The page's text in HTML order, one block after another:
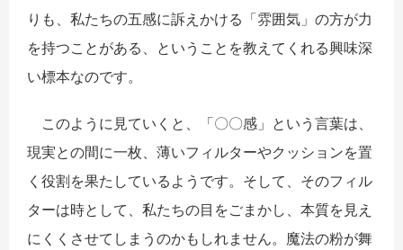
りも、私たちの五感に訴えかける「雰囲気」の方が力
を持つことがある、ということを教えてくれる興味深
い標本なのです。
このように見ていくと、「〇〇感」という言葉は、
現実との間に一枚、薄いフィルターやクッションを置
く役割を果たしているようです。そして、そのフィル
ターは時として、私たちの目をごまかし、本質を見え
にくくさせてしまうのかもしれません。魔法の粉が舞